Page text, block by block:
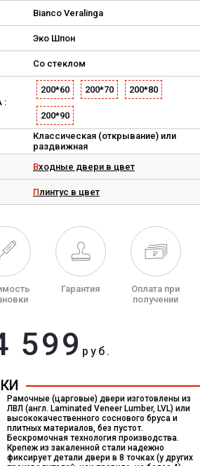
Bianco Veralinga
Эко Шпон
Со стеклом
200*60 200*70 200*80
200*90
Классическая (открывание) или
раздвижная
Входные двери в цвет
Плинтус в цвет
Гарантия
Оплата при
получении
599 руб.
Рамочные (царговые) двери изготовлены из
ЛВЛ (англ. Laminated Veneer Lumber, LVL) или
высококачественного соснового бруса и
плитных материалов, без пустот.
Бескромочная технология производства.
Крепеж из закаленной стали надежно
фиксирует детали двери в 8 точках (у других